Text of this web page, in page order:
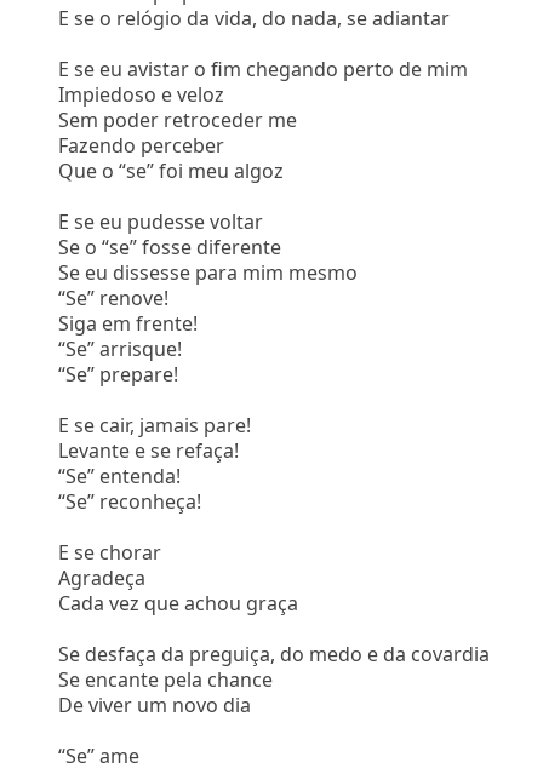
E se o relógio da vida, do nada, se adiantar
E se eu avistar o fim chegando perto de mim
Impiedoso e veloz
Sem poder retroceder me
Fazendo perceber
Que o “se” foi meu algoz
E se eu pudesse voltar
Se o “se” fosse diferente
Se eu dissesse para mim mesmo
“Se” renove!
Siga em frente!
“Se” arrisque!
“Se” prepare!
E se cair, jamais pare!
Levante e se refaça!
“Se” entenda!
“Se” reconheça!
E se chorar
Agradeça
Cada vez que achou graça
Se desfaça da preguiça, do medo e da covardia
Se encante pela chance
De viver um novo dia
“Se” ame